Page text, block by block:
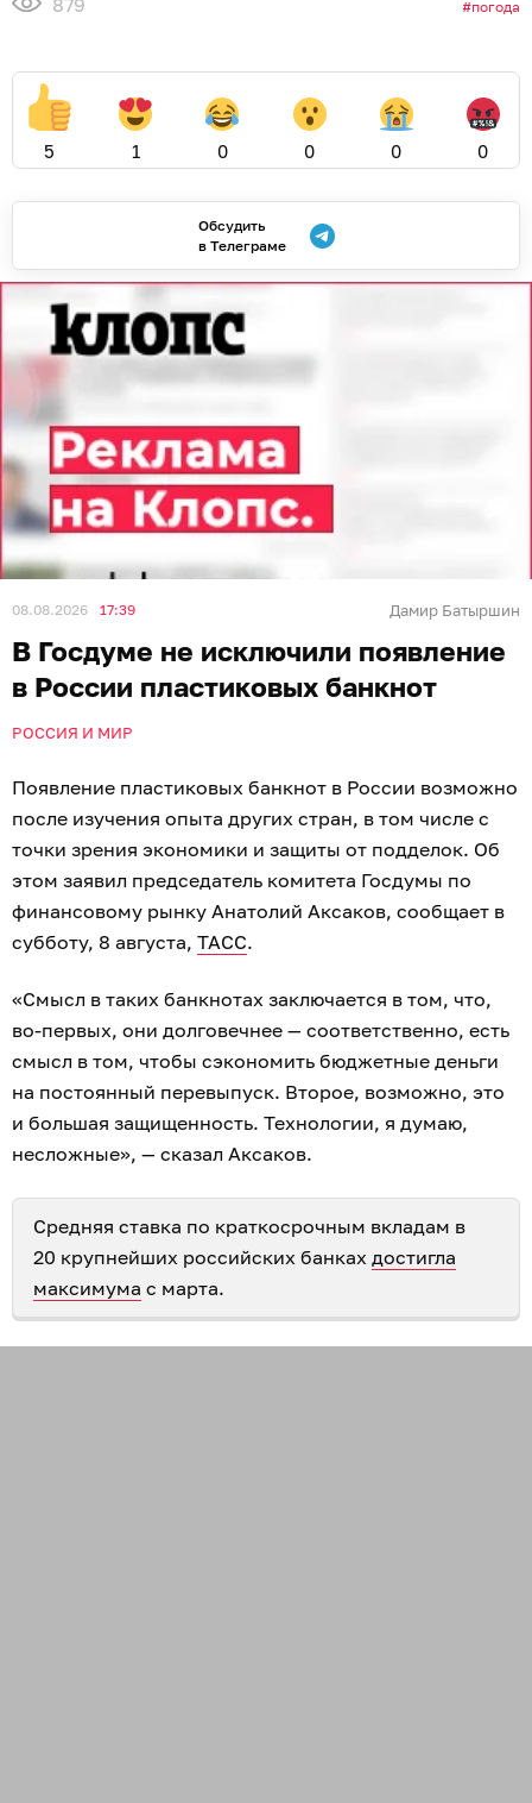
879 погода
5 1 0 0 0 0
Обсудить
в Телеграме
08.08.2026 17:39 Дамир Батыршин
В Госдуме не исключили появление
в России пластиковых банкнот
РОССИЯ И МИР
Появление пластиковых банкнот в России возможно
после изучения опыта других стран, в том числе с
точки зрения экономики и защиты от подделок. Об
этом заявил председатель комитета Госдумы по
финансовому рынку Анатолий Аксаков, сообщает в
субботу, 8 августа, ТАСС.
«Смысл в таких банкнотах заключается в том, что,
во-первых, они долговечнее — соответственно, есть
смысл в том, чтобы сэкономить бюджетные деньги
на постоянный перевыпуск. Второе, возможно, это
и большая защищенность. Технологии, я думаю,
несложные», — сказал Аксаков.
Средняя ставка по краткосрочным вкладам в
20 крупнейших российских банках достигла
максимума с марта.